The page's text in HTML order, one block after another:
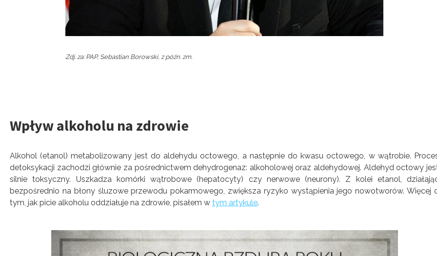
Zdj. za: PAP, Sebastian Borowski, z późn. zm.
Wpływ alkoholu na zdrowie
Alkohol (etanol) metabolizowany jest do aldehydu octowego, a następnie do kwasu octowego, w wątrobie.
detoksykacji zachodzi głównie za pośrednictwem dehydrogenaz: alkoholowej oraz aldehydowej. Aldehyd octowy
silnie toksyczny. Uszkadza komórki wątrobowe (hepatocyty) czy nerwowe (neurony). Z kolei etanol,
bezpośrednio na błony śluzowe przewodu pokarmowego, zwiększa ryzyko wystąpienia jego nowotworów. Więcej
tym, jak picie alkoholu oddziałuje na zdrowie, pisałem w tym artykule.